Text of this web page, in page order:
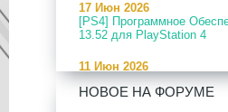
17 Июн 2026
[PS4] Программное
13.52 для PlayStation 4
11 Июн 2026
[PS5] Программное
26.04-13.40.00 для
НОВОЕ НА ФОРУМЕ